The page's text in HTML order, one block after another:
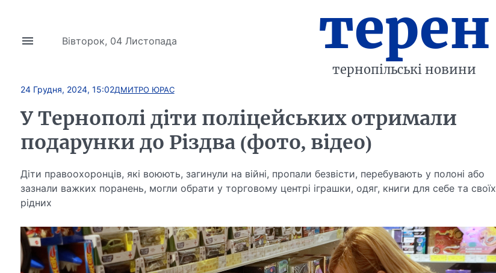
Вівторок, 04 Листопада терен
тернопільські новини
24 Грудня, 2024, 15:02ДМИТРО ЮРАС
У Тернополі діти поліцейських отримали
подарунки до Різдва (фото, відео)
Діти правоохоронців, які воюють, загинули на війні, пропали безвісти, перебувають у полоні або
зазнали важких поранень, могли обрати у торговому центрі іграшки, одяг, книги для себе та своїх
рідних